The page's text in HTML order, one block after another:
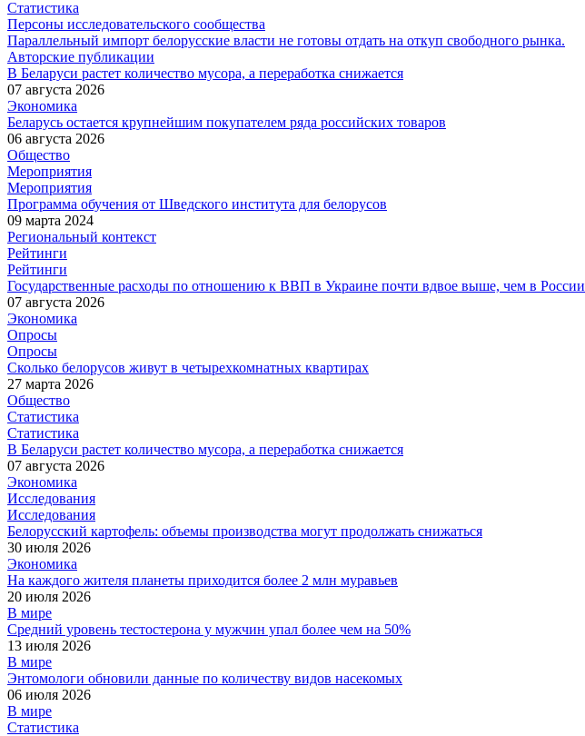
Статистика
Персоны исследовательского сообщества
Параллельный импорт белорусские власти не готовы отдать на откуп свободного рынка.
Авторские публикации
В Беларуси растет количество мусора, а переработка снижается
07 августа 2026
Экономика
Беларусь остается крупнейшим покупателем ряда российских товаров
06 августа 2026
Общество
Мероприятия
Мероприятия
Программа обучения от Шведского института для белорусов
09 марта 2024
Региональный контекст
Рейтинги
Рейтинги
Государственные расходы по отношению к ВВП в Украине почти вдвое выше, чем в России
07 августа 2026
Экономика
Опросы
Опросы
Сколько белорусов живут в четырехкомнатных квартирах
27 марта 2026
Общество
Статистика
Статистика
В Беларуси растет количество мусора, а переработка снижается
07 августа 2026
Экономика
Исследования
Исследования
Белорусский картофель: объемы производства могут продолжать снижаться
30 июля 2026
Экономика
На каждого жителя планеты приходится более 2 млн муравьев
20 июля 2026
В мире
Средний уровень тестостерона у мужчин упал более чем на 50%
13 июля 2026
В мире
Энтомологи обновили данные по количеству видов насекомых
06 июля 2026
В мире
Статистика